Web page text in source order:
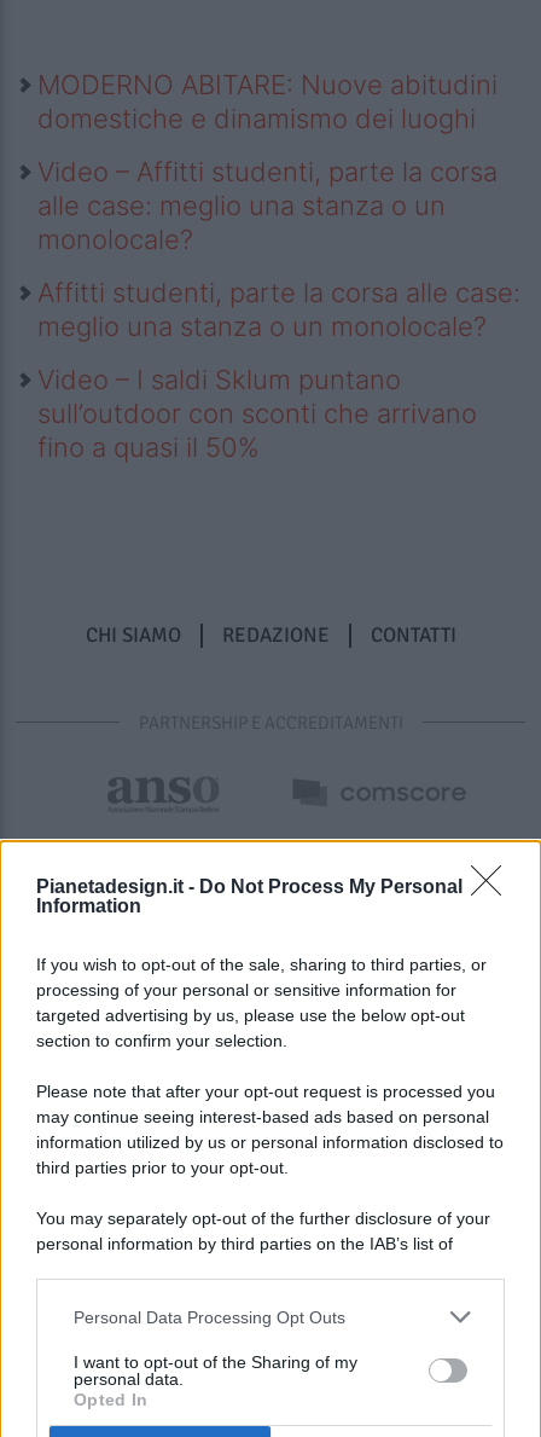
Pianetadesign.it - Do Not Process My Personal
Information
If you wish to opt-out of the sale, sharing to third parties, or
processing of your personal or sensitive information for
targeted advertising by us, please use the below opt-out
section to confirm your selection.
Please note that after your opt-out request is processed you
may continue seeing interest-based ads based on personal
information utilized by us or personal information disclosed to
third parties prior to your opt-out.
You may separately opt-out of the further disclosure of your
personal information by third parties on the IAB’s list of
This information may also be disclosed by us to third parties
disclose it to other third parties.
Personal Data Processing Opt Outs
I want to opt-out of the Sharing of my
personal data.
Opted In
MODERNO ABITARE: Nuove abitudini
domestiche e dinamismo dei luoghi
Video – Affitti studenti, parte la corsa
alle case: meglio una stanza o un
monolocale?
Affitti studenti, parte la corsa alle case:
meglio una stanza o un monolocale?
Video – I saldi Sklum puntano
sull’outdoor con sconti che arrivano
fino a quasi il 50%
CHI SIAMO REDAZIONE CONTATTI
PARTNERSHIP E ACCREDITAMENTI
© 2026 - Pianeta Design - P.IVA 04827280654 - Testata
Registrata Al Tribunale Di Nocera Inferiore N. 8/2020 - RG N.
ISCRIZIONE AL ROC N. 35792 – ISCRITTA ALL’ANSO
(ASSOCIAZIONE NAZIONALE STAMPA ONLINE)
PREFERENZE PRIVACY